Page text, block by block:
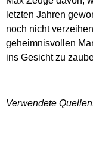
letzten Jahren
noch nicht
geheimnisvollen
ins Gesicht zu
Verwendete